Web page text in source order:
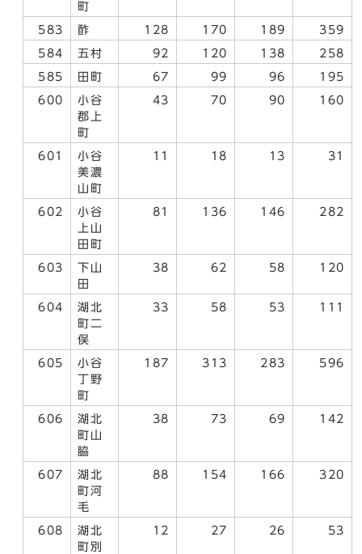
町
583 酢 128 170 189 359
584 五村 92 120 138 258
585 田町 67 99 96 195
600
小谷
郡上
町
43 70 90 160
601
小谷
美濃
山町
11 18 13 31
602
小谷
上山
田町
81 136 146 282
603
下山
田
38 62 58 120
604
湖北
町二
俣
33 58 53 111
605
小谷
丁野
町
187 313 283 596
606
湖北
町山
脇
38 73 69 142
607
湖北
町河
毛
88 154 166 320
608
湖北
町別
12 27 26 53